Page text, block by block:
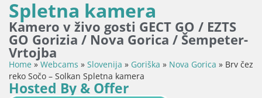
Spletna kamera
Kamero v živo gosti GECT GO / EZTS
GO Gorizia / Nova Gorica / Šempeter-
Vrtojba
Home »Webcams » Slovenija » Goriška » Nova Gorica » Brv čez
reko Sočo – Solkan Spletna kamera
Hosted By & Offer